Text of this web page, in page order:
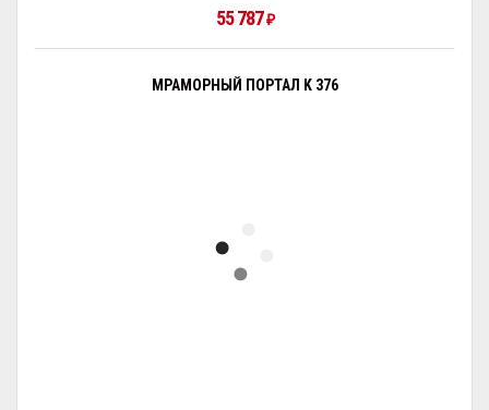
55 787₽
МРАМОРНЫЙ ПОРТАЛ K 376